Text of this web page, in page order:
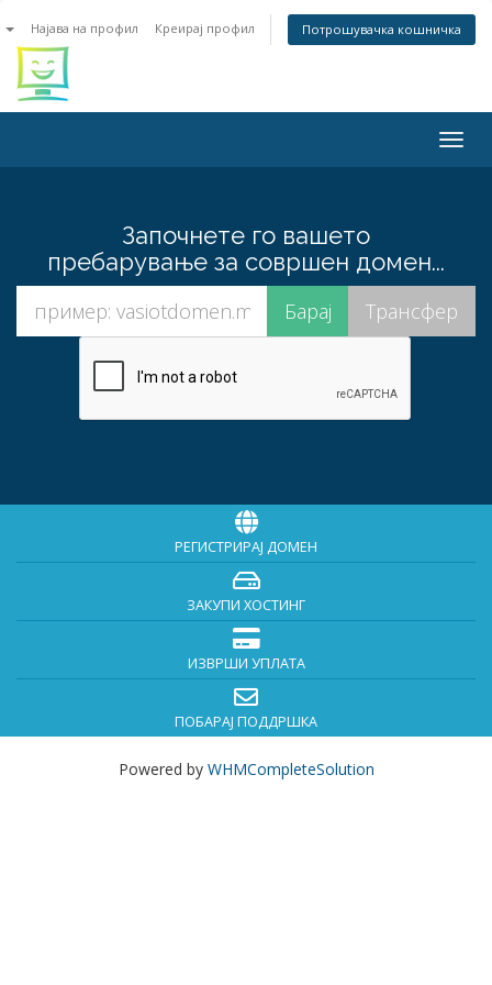
Најава на профил Креирај профил Потрошувачка кошничка
Започнете го вашето
пребарување за совршен домен...
РЕГИСТРИРАЈ ДОМЕН
ЗАКУПИ ХОСТИНГ
ИЗВРШИ УПЛАТА
ПОБАРАЈ ПОДДРШКА
Powered by WHMCompleteSolution